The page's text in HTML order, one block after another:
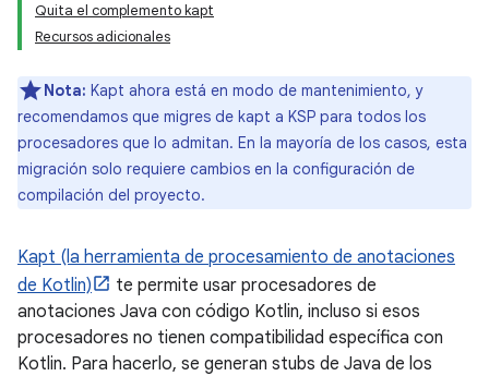
Quita el complemento kapt
Recursos adicionales
Nota: Kapt ahora está en modo de mantenimiento, y
recomendamos que migres de kapt a KSP para todos los
procesadores que lo admitan. En la mayoría de los casos, esta
migración solo requiere cambios en la configuración de
compilación del proyecto.
Kapt (la herramienta de procesamiento de anotaciones
de Kotlin)
te permite usar procesadores de
anotaciones Java con código Kotlin, incluso si esos
procesadores no tienen compatibilidad específica con
Kotlin. Para hacerlo, se generan stubs de Java de los